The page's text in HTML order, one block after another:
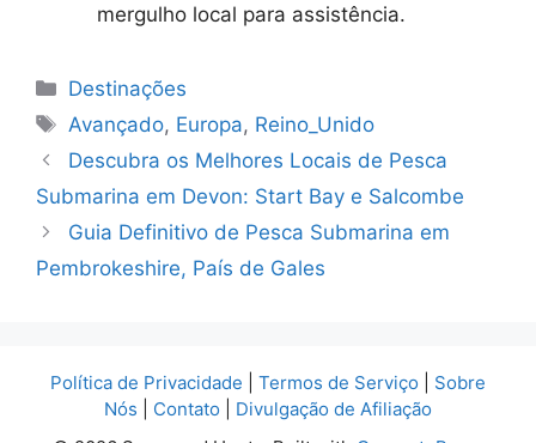
mergulho local para assistência.
Categorias
Destinações
Tags
Avançado, Europa, Reino_Unido
Descubra os Melhores Locais de Pesca
Submarina em Devon: Start Bay e Salcombe
Guia Definitivo de Pesca Submarina em
Pembrokeshire, País de Gales
Política de Privacidade Termos de Serviço
Sobre
Nós
Contato
Divulgação de Afiliação